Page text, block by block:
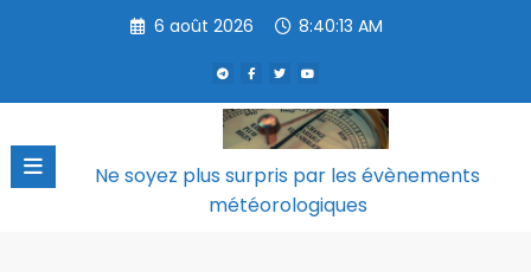
6 août 2026 8:40:13 AM
Ne soyez plus surpris par les évènements
météorologiques